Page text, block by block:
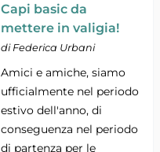
Capi basic da
mettere in valigia!
di Federica Urbani
Amici e amiche, siamo
ufficialmente nel periodo
estivo dell'anno, di
conseguenza nel periodo
di partenza per le